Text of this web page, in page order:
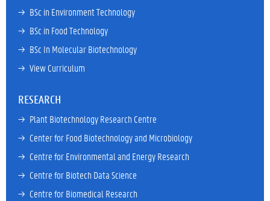
→ BSc in Environment Technology
→ BSc in Food Technology
→ BSc In Molecular Biotechnology
→ View Curriculum
RESEARCH
→ Plant Biotechnology Research Centre
→ Center for Food Biotechnology and Microbiology
→ Centre for Environmental and Energy Research
→ Centre for Biotech Data Science
→ Centre for Biomedical Research